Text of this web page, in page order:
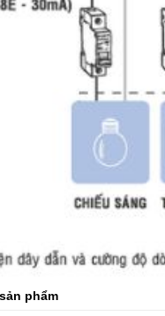
phẩm